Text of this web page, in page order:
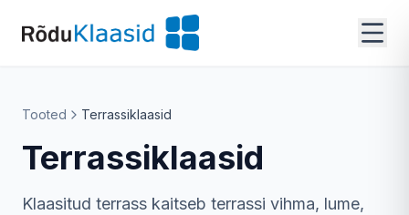
Tooted Terrassiklaasid
Terrassiklaasid
Klaasitud terrass kaitseb terrassi vihma, lume,